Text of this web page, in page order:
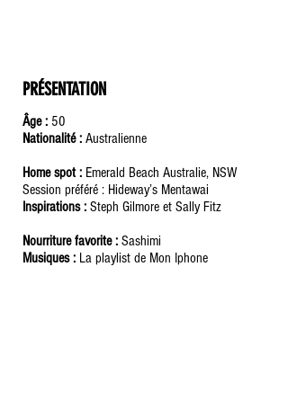
PRÉSENTATION
Âge : 50
Nationalité : Australienne
Home spot : Emerald Beach Australie, NSW
Session préféré : Hideway’s Mentawai
Inspirations : Steph Gilmore et Sally Fitz
Nourriture favorite : Sashimi
Musiques : La playlist de Mon Iphone